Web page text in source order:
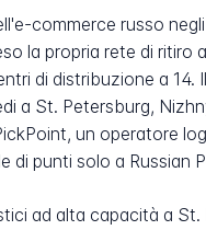
commerce russo
la propria rete di ritiro
di distribuzione a
a St. Petersburg,
un operatore
di punti solo a Russian
ad alta capacità a